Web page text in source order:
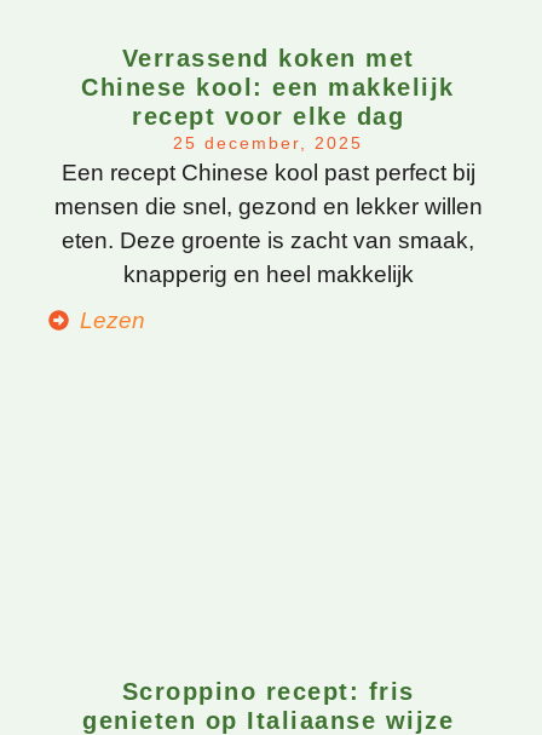
Verrassend koken met
Chinese kool: een makkelijk
recept voor elke dag
25 december, 2025
Een recept Chinese kool past perfect bij
mensen die snel, gezond en lekker willen
eten. Deze groente is zacht van smaak,
knapperig en heel makkelijk
Lezen
Scroppino recept: fris
genieten op Italiaanse wijze